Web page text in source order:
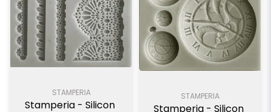
STAMPERIA
Stamperia - Silicon
STAMPERIA
Stamperia - Silicon